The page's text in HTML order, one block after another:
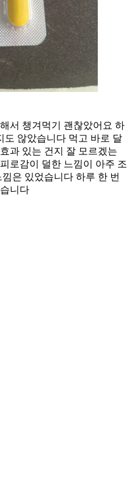
서 챙겨먹기 괜찮았어요 하
도 않았습니다 먹고 바로 달
과 있는 건지 잘 모르겠는
로감이 덜한 느낌이 아주 조
은 있었습니다 하루 한 번
니다